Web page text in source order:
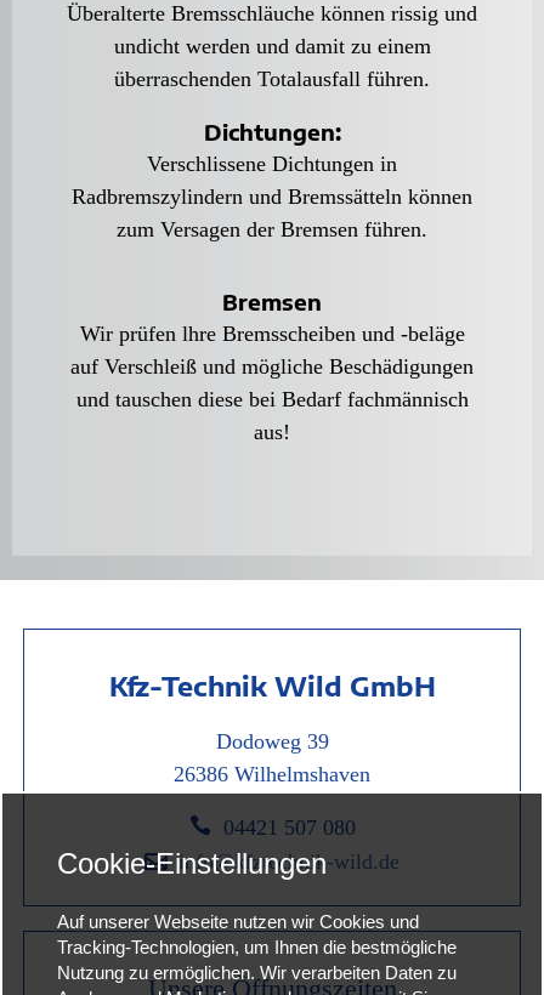
Überalterte Bremsschläuche können rissig und
undicht werden und damit zu einem
überraschenden Totalausfall führen.
Dichtungen:
Verschlissene Dichtungen in
Radbremszylindern und Bremssätteln können
zum Versagen der Bremsen führen.
Bremsen
Wir prüfen lhre Bremsscheiben und -beläge
auf Verschleiß und mögliche Beschädigungen
und tauschen diese bei Bedarf fachmännisch
aus!
Kfz-Technik Wild GmbH
Dodoweg 39
26386 Wilhelmshaven
 04421 507 080
info@kfztechnik-wild.de
Unsere Öffnungszeiten
Cookie-Einstellungen
Auf unserer Webseite nutzen wir Cookies und
Tracking-Technologien, um Ihnen die bestmögliche
Nutzung zu ermöglichen. Wir verarbeiten Daten zu